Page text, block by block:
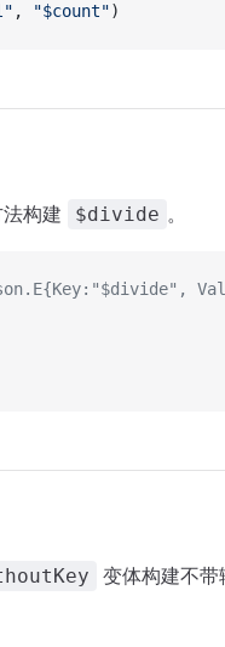
, "$count")
构建 $divide 。
变体构建不带